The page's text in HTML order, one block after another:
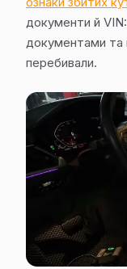
документи й VIN:
документами та
перебивали.